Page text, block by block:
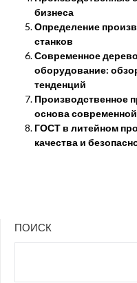
бизнеса
Определение
станков
Современное
оборудование:
тенденций
Производственное
основа
ГОСТ в литейном
качества и
ПОИСК